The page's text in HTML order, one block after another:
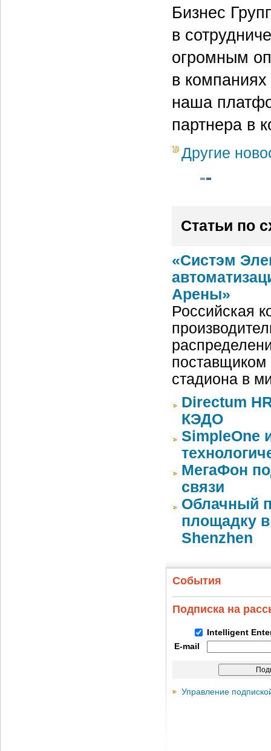
Бизнес
в
огромным
в
наша
партнера в
Другие
Статьи по
«Систэм
Арены»
Российская
поставщиком
стадиона в
Directum
КЭДО
SimpleOne
МегаФон
связи
Облачный
площадку в
Shenzhen
События
Подписка на
Intelligent
E-mail
Управление